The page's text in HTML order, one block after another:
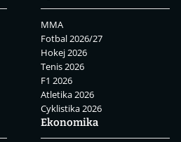
MMA
Fotbal 2026/27
Hokej 2026
Tenis 2026
F1 2026
Atletika 2026
Cyklistika 2026
Ekonomika